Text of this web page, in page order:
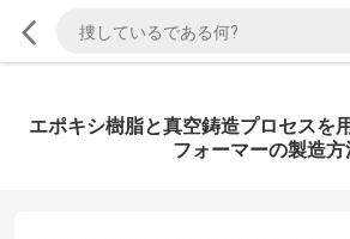
エポキシ樹脂と真空鋳造プロセスを
フォーマーの製造方